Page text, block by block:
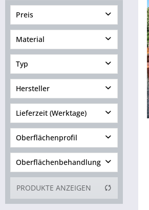
Preis
von1,99 € bis29,99 €
Material
Tropenholz
WPC
Typ
Holzfliese
WPC-Fliese
Hersteller
Lieferzeit (Werktage)
1 bis 3
4 bis 6
7 bis 10
10 bis 15
15 bis 25
Oberflächenprofil
Oberflächenbehandlung
co-extrudiert
mono-extrudiert
PRODUKTE ANZEIGEN